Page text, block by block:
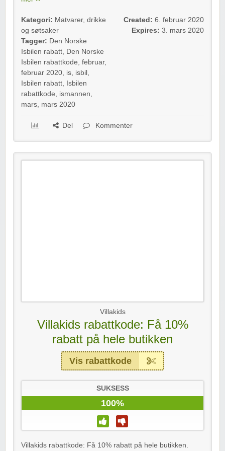
Kategori: Matvarer, drikke
og søtsaker
Tagger: Den Norske
Isbilen rabatt, Den Norske
Isbilen rabattkode, februar,
februar 2020, is, isbil ,
Isbilen rabatt, Isbilen
rabattkode, ismannen,
mars, mars 2020
Created: 6. februar 2020
Expires: 3. mars 2020
Del Kommenter
Villakids
Villakids rabattkode: Få 10%
rabatt på hele butikken
Vis rabattkode
SUKSESS
100%
Villakids rabattkode: Få 10% rabatt på hele butikken.